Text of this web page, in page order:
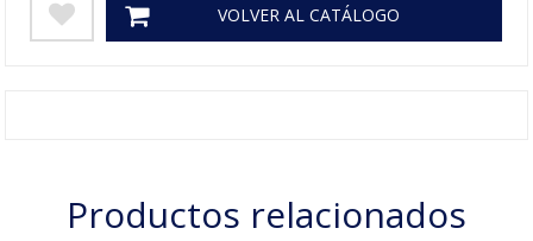
VOLVER AL CATÁLOGO
Productos relacionados